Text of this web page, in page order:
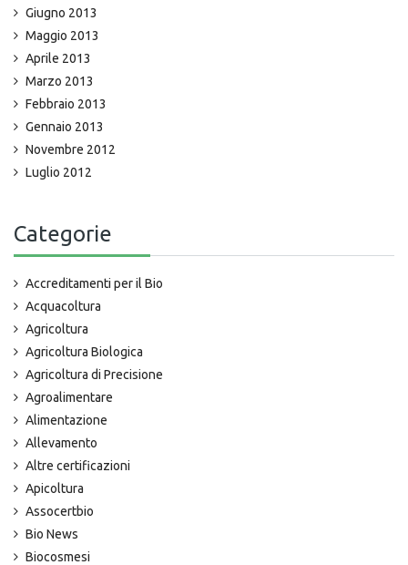
Giugno 2013
Maggio 2013
Aprile 2013
Marzo 2013
Febbraio 2013
Gennaio 2013
Novembre 2012
Luglio 2012
Categorie
Accreditamenti per il Bio
Acquacoltura
Agricoltura
Agricoltura Biologica
Agricoltura di Precisione
Agroalimentare
Alimentazione
Allevamento
Altre certificazioni
Apicoltura
Assocertbio
Bio News
Biocosmesi